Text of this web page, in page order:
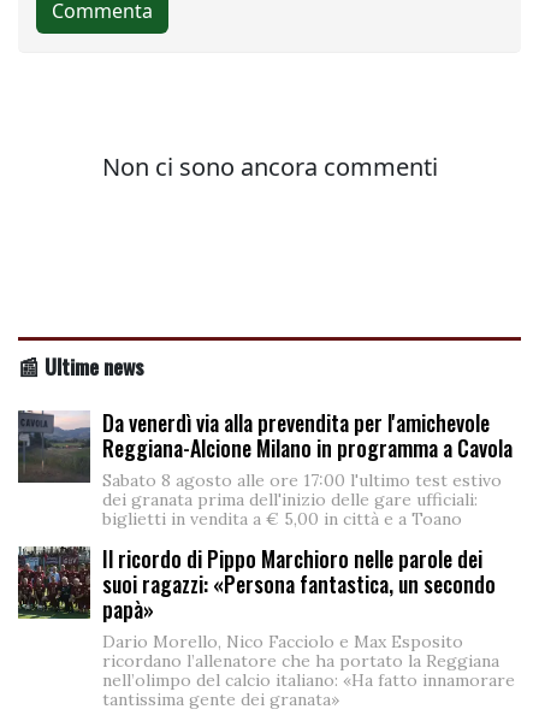
📰 Ultime news
Da venerdì via alla prevendita per l'amichevole
Reggiana-Alcione Milano in programma a Cavola
Sabato 8 agosto alle ore 17:00 l'ultimo test estivo
dei granata prima dell'inizio delle gare ufficiali:
biglietti in vendita a € 5,00 in città e a Toano
Il ricordo di Pippo Marchioro nelle parole dei
suoi ragazzi: «Persona fantastica, un secondo
papà»
Dario Morello, Nico Facciolo e Max Esposito
ricordano l’allenatore che ha portato la Reggiana
nell’olimpo del calcio italiano: «Ha fatto innamorare
tantissima gente dei granata»